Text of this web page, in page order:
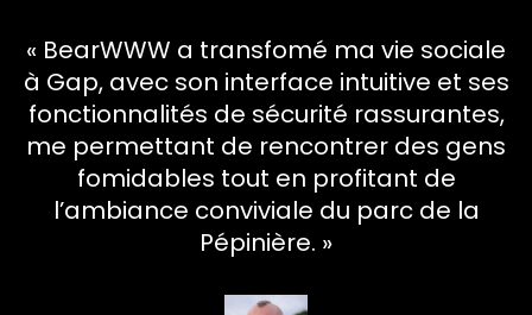
« BearWWW a transfomé ma vie sociale
à Gap, avec son interface intuitive et ses
fonctionnalités de sécurité rassurantes,
me permettant de rencontrer des gens
fomidables tout en profitant de
l’ambiance conviviale du parc de la
Pépinière. »